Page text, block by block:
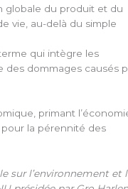
globale du produit et du
vie, au-delà du simple
qui intègre les
des dommages causés
primant
pour la pérennité des
sur l’environnement et